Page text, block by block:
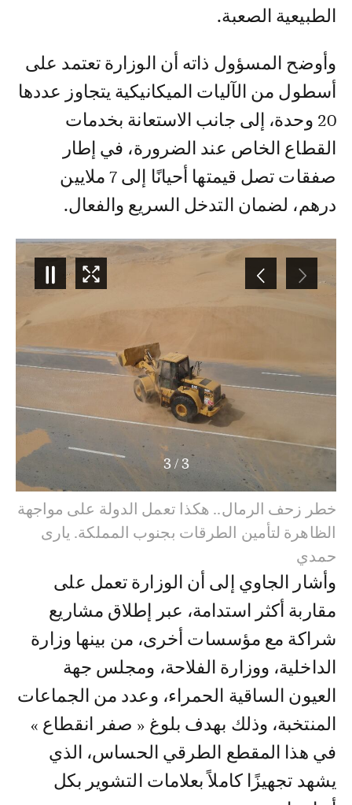
الطبيعية الصعبة.
وأوضح المسؤول ذاته أن الوزارة تعتمد على
أسطول من الآليات الميكانيكية يتجاوز عددها
20 وحدة، إلى جانب الاستعانة بخدمات
القطاع الخاص عند الضرورة، في إطار
صفقات تصل قيمتها أحيانًا إلى 7 ملايين
درهم، لضمان التدخل السريع والفعال.
3
/
3
خطر زحف الرمال.. هكذا تعمل الدولة على مواجهة
الظاهرة لتأمين الطرقات بجنوب المملكة. يارى
حمدي
وأشار الجاوي إلى أن الوزارة تعمل على
مقاربة أكثر استدامة، عبر إطلاق مشاريع
شراكة مع مؤسسات أخرى، من بينها وزارة
الداخلية، ووزارة الفلاحة، ومجلس جهة
العيون الساقية الحمراء، وعدد من الجماعات
المنتخبة، وذلك بهدف بلوغ « صفر انقطاع »
في هذا المقطع الطرقي الحساس، الذي
يشهد تجهيزًا كاملاً بعلامات التشوير بكل